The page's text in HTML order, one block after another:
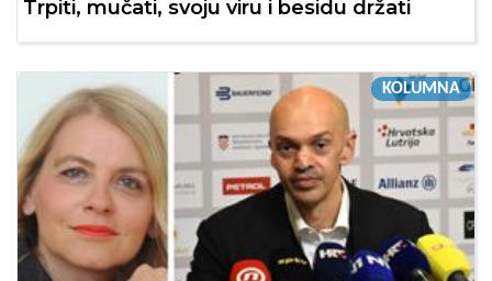
Trpiti, mučati, svoju viru i besidu držati
KOLUMNA